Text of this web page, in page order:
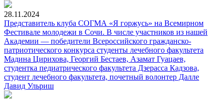
28.11.2024
Представитель клуба СОГМА «Я горжусь» на Всемирном
Фестивале молодежи в Сочи. В числе участников из нашей
Академии — победители Всероссийского гражданско-
патриотического конкурса студенты лечебного факультета
Мадина Цирихова, Георгий Бестаев, Азамат Гуацаев,
студентка педиатрического факультета Дзерасса Кадзова,
студент лечебного факультета, почетный волонтер Далле
Давид Ульриш